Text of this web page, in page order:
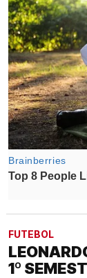
FUTEBOL
1º